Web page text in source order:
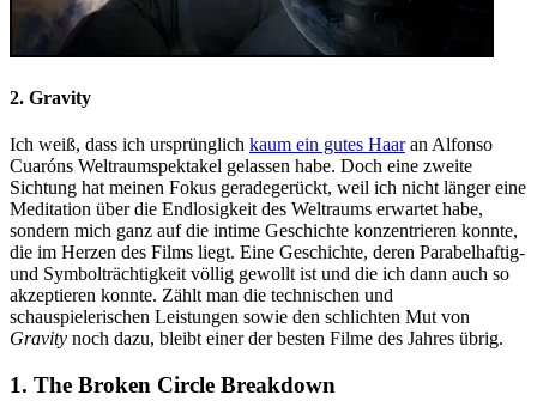
2. Gravity
Ich weiß, dass ich ursprünglich kaum ein gutes Haaran Alfonso
Cuaróns Weltraumspektakel gelassen habe. Doch eine zweite
Sichtung hat meinen Fokus geradegerückt, weil ich nicht länger eine
Meditation über die Endlosigkeit des Weltraums erwartet habe,
sondern mich ganz auf die intime Geschichte konzentrieren konnte,
die im Herzen des Films liegt. Eine Geschichte, deren Parabelhaftig-
und Symbolträchtigkeit völlig gewollt ist und die ich dann auch so
akzeptieren konnte. Zählt man die technischen und
schauspielerischen Leistungen sowie den schlichten Mut von
Gravity noch dazu, bleibt einer der besten Filme des Jahres übrig.
1. The Broken Circle Breakdown